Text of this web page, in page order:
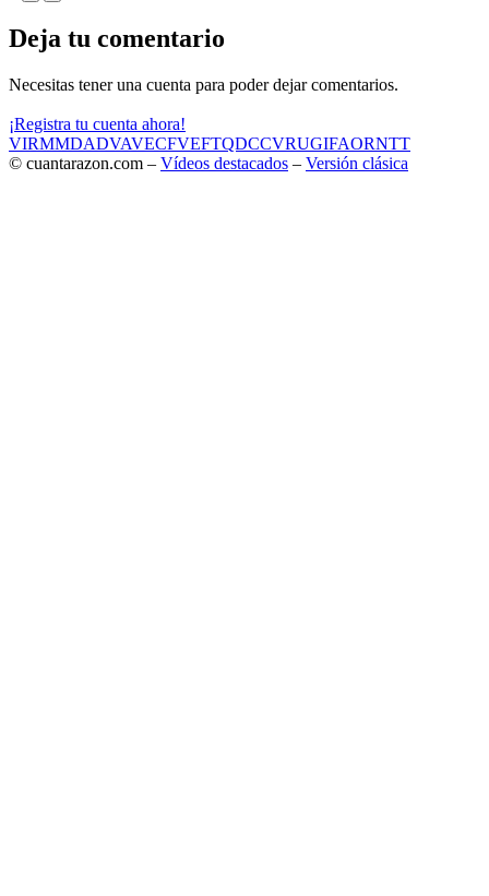
Deja tu comentario
Necesitas tener una cuenta para poder dejar comentarios.
¡Registra tu cuenta ahora!
VIRMMDADVAVECFVEFTQDCCVRUGIFAORNTT
© cuantarazon.com – Vídeos destacados – Versión clásica